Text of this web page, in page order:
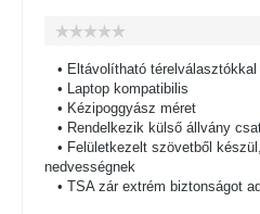
• Eltávolítható térelválasztókkal
• Laptop kompatibilis
• Kézipoggyász méret
• Rendelkezik külső állvány
• Felületkezelt szövetből
nedvességnek
• TSA zár extrém biztonságot ad